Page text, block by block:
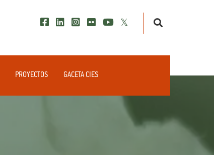
PROYECTOS GACETA CIES